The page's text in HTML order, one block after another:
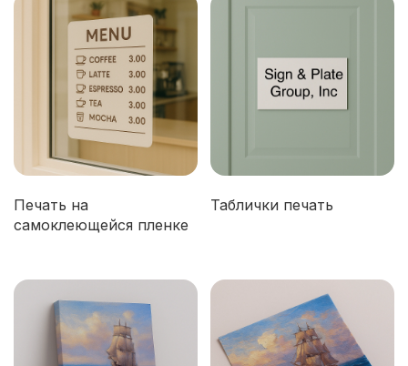
Печать на
самоклеющейся пленке
Таблички печать